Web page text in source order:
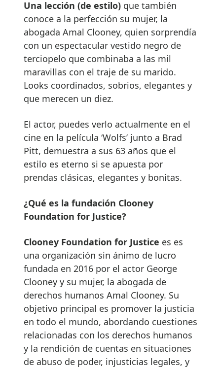
Una lección (de estilo) que también
conoce a la perfección su mujer, la
abogada Amal Clooney, quien sorprendía
con un espectacular vestido negro de
terciopelo que combinaba a las mil
maravillas con el traje de su marido.
Looks coordinados, sobrios, elegantes y
que merecen un diez.
El actor, puedes verlo actualmente en el
cine en la película ‘Wolfs’ junto a Brad
Pitt, demuestra a sus 63 años que el
estilo es eterno si se apuesta por
prendas clásicas, elegantes y bonitas.
¿Qué es la fundación Clooney
Foundation for Justice?
Clooney Foundation for Justice es es
una organización sin ánimo de lucro
fundada en 2016 por el actor George
Clooney y su mujer, la abogada de
derechos humanos Amal Clooney. Su
objetivo principal es promover la justicia
en todo el mundo, abordando cuestiones
relacionadas con los derechos humanos
y la rendición de cuentas en situaciones
de abuso de poder, injusticias legales, y